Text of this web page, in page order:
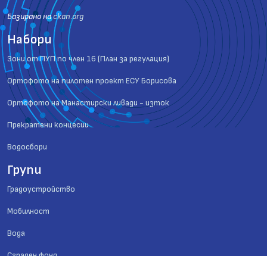
Базиранo наckan.org
Набори
Зони от ПУП по член 16 (План за регулация)
Ортофото на пилотен проект ЕСУ Борисова
Ортофото на Манастирски ливади - изток
Прекратени концесии
Водосбори
Групи
Градоустройство
Мобилност
Вода